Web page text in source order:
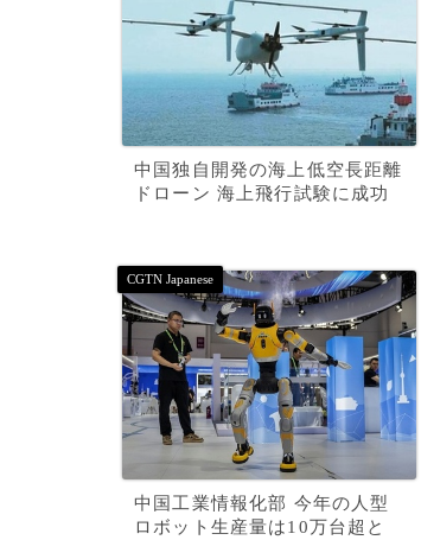
中国独自開発の海上低空長距離
ドローン 海上飛行試験に成功
中国工業情報化部 今年の人型
ロボット生産量は10万台超と